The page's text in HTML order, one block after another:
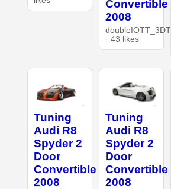
Convertible
2008
doubleIOTT_3DT
· 43 likes
Tuning
Audi R8
Spyder 2
Door
Convertible
2008
Tuning
Audi R8
Spyder 2
Door
Convertible
2008